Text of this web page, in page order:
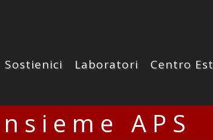
Sostienici Laboratori
Centro
APS